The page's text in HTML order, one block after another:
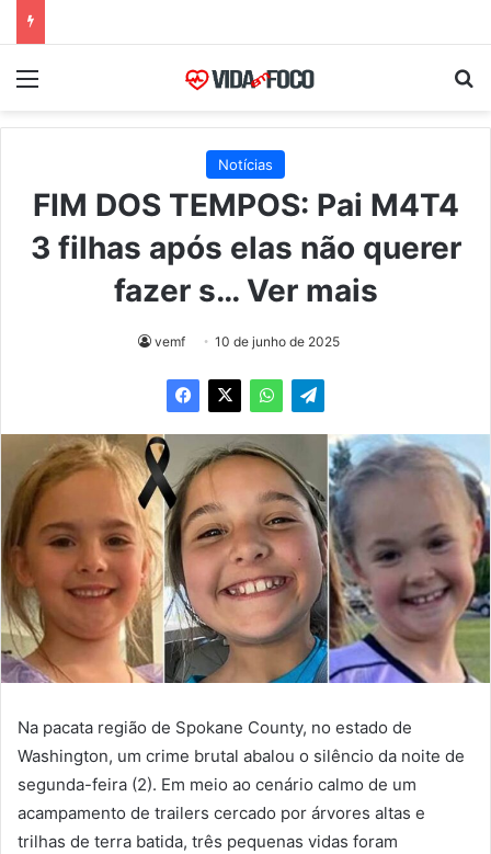
Menu
Notícias
FIM DOS TEMPOS: Pai M4T4
3 filhas após elas não querer
fazer s… Ver mais
vemf 10 de junho de 2025
Na pacata região de Spokane County, no estado de
Washington, um crime brutal abalou o silêncio da noite de
segunda-feira (2). Em meio ao cenário calmo de um
acampamento de trailers cercado por árvores altas e
trilhas de terra batida, três pequenas vidas foram